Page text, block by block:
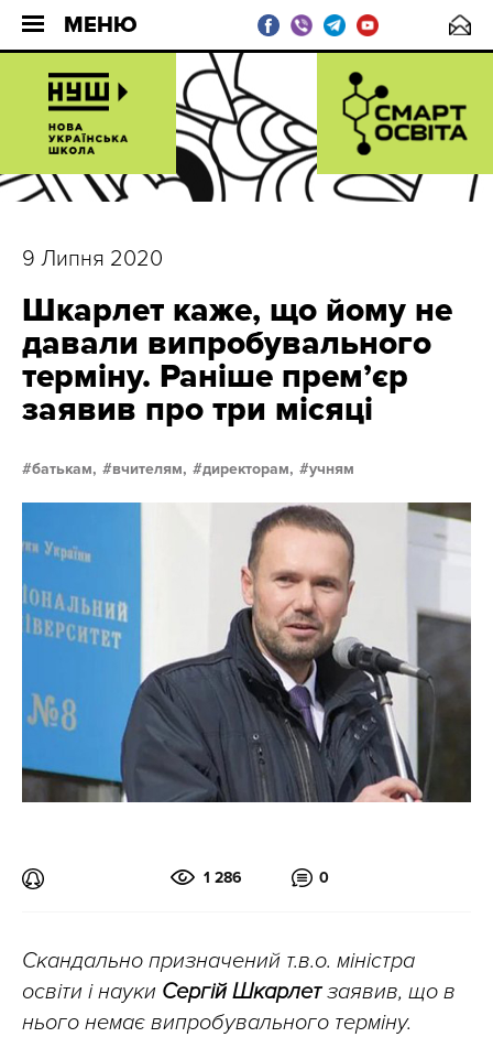
МЕНЮ
9 Липня 2020
Шкарлет каже, що йому не
давали випробувального
терміну. Раніше прем’єр
заявив про три місяці
батькам, вчителям, директорам, учням
1 286 0
Скандально призначений т.в.о. міністра
освіти і науки Сергій Шкарлетзаявив, що в
нього немає випробувального терміну.